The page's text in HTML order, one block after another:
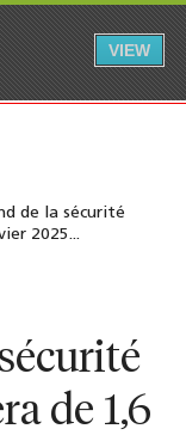
de la sécurité
2025...
de 1,6
VIEW